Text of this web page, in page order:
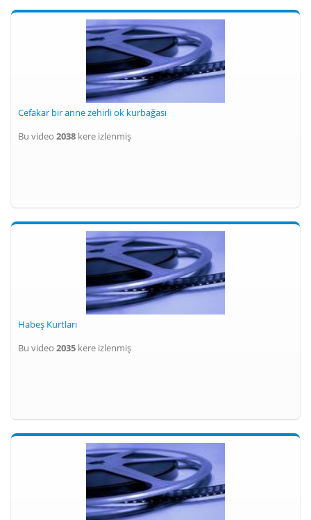
Cefakar bir anne zehirli ok kurbağası
Bu video 2038 kere izlenmiş
Habeş Kurtları
Bu video 2035 kere izlenmiş